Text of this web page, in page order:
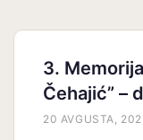
3.
Čehajić” –
20 AVGUSTA,